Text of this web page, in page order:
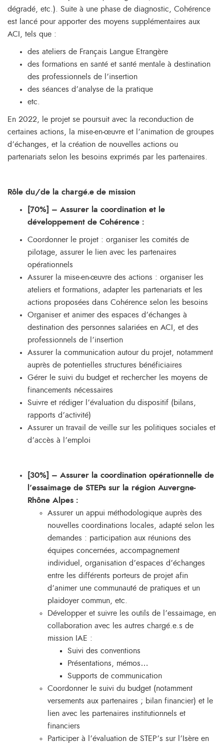
dégradé, etc.). Suite à une phase de diagnostic, Cohérence
est lancé pour apporter des moyens supplémentaires aux
ACI, tels que :
des ateliers de Français Langue Etrangère
des formations en santé et santé mentale à destination
des professionnels de l’insertion
des séances d’analyse de la pratique
etc.
En 2022, le projet se poursuit avec la reconduction de
certaines actions, la mise-en-œuvre et l’animation de groupes
d’échanges, et la création de nouvelles actions ou
partenariats selon les besoins exprimés par les partenaires.
Rôle du/de la chargé.e de mission
[70%] – Assurer la coordination et le
développement de Cohérence :
Coordonner le projet : organiser les comités de
pilotage, assurer le lien avec les partenaires
opérationnels
Assurer la mise-en-œuvre des actions : organiser les
ateliers et formations, adapter les partenariats et les
actions proposées dans Cohérence selon les besoins
Organiser et animer des espaces d’échanges à
destination des personnes salariées en ACI, et des
professionnels de l’insertion
Assurer la communication autour du projet, notamment
auprès de potentielles structures bénéficiaires
Gérer le suivi du budget et rechercher les moyens de
financements nécessaires
Suivre et rédiger l’évaluation du dispositif (bilans,
rapports d’activité)
Assurer un travail de veille sur les politiques sociales et
d’accès à l’emploi
[30%] – Assurer la coordination opérationnelle de
l’essaimage de STEPs sur la région Auvergne-
Rhône Alpes :
Assurer un appui méthodologique auprès des
nouvelles coordinations locales, adapté selon les
demandes : participation aux réunions des
équipes concernées, accompagnement
individuel, organisation d’espaces d’échanges
entre les différents porteurs de projet afin
d’animer une communauté de pratiques et un
plaidoyer commun, etc.
Développer et suivre les outils de l’essaimage, en
collaboration avec les autres chargé.e.s de
mission IAE :
Suivi des conventions
Présentations, mémos…
Supports de communication
Coordonner le suivi du budget (notamment
versements aux partenaires ; bilan financier) et le
lien avec les partenaires institutionnels et
financiers
Participer à l’évaluation de STEP’s sur l’Isère en